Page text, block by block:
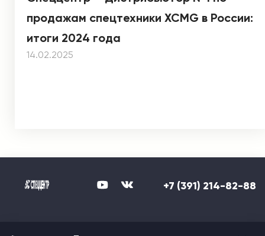
продажам спецтехники XCMG в России:
итоги 2024 года
14.02.2025
+7 (391) 214-82-88